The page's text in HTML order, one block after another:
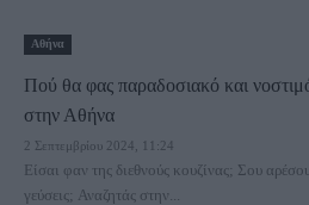
Αθήνα
Πού θα φας παραδοσιακό και
στην Αθήνα
2 Σεπτεμβρίου 2024, 11:24
Είσαι φαν της διεθνούς κουζίνας; Σου
γεύσεις; Αναζητάς στην...